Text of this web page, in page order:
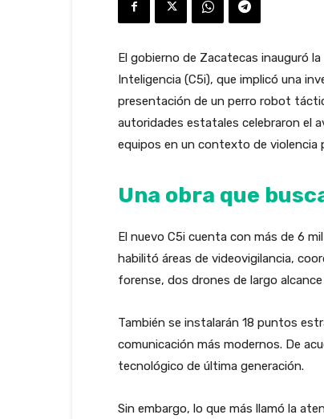
El gobierno de Zacatecas inauguró
Inteligencia (C5i), que implicó una
presentación de un perro robot
autoridades estatales celebraron el
equipos en un contexto de
Una obra que
El nuevo C5i cuenta con más de 6
habilitó áreas de videovigilancia,
forense, dos drones de largo
También se instalarán 18 puntos
comunicación más modernos. De
tecnológico de última generación.
Sin embargo, lo que más llamó la